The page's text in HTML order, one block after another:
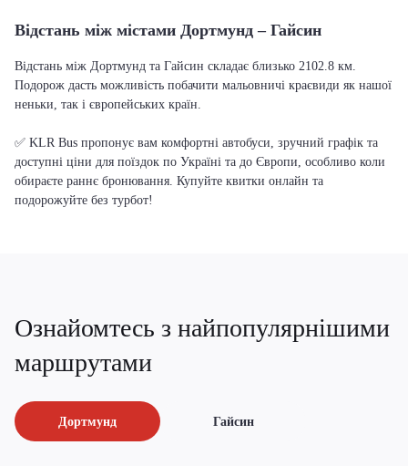
Відстань між містами Дортмунд – Гайсин
Відстань між Дортмунд та Гайсин складає близько 2102.8 км.
Подорож дасть можливість побачити мальовничі краєвиди як нашої
неньки, так і європейських країн.
✅ KLR Bus пропонує вам комфортні автобуси, зручний графік та
доступні ціни для поїздок по Україні та до Європи, особливо коли
обираєте раннє бронювання. Купуйте квитки онлайн та
подорожуйте без турбот!
Ознайомтесь з найпопулярнішими
маршрутами
Дортмунд Гайсин